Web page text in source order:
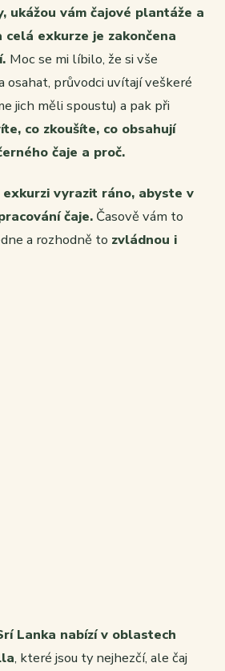
ukážou vám čajové plantáže a
exkurze je zakončena
Moc se mi líbilo, že si vše
osahat, průvodci uvítají veškeré
jich měli spoustu) a pak při
co zkoušíte, co obsahují
čaje a proč.
exkurzi vyrazit ráno, abyste v
čaje. Časově vám to
a rozhodně to zvládnou i
Lanka nabízí v oblastech
, které jsou ty nejhezčí, ale čaj